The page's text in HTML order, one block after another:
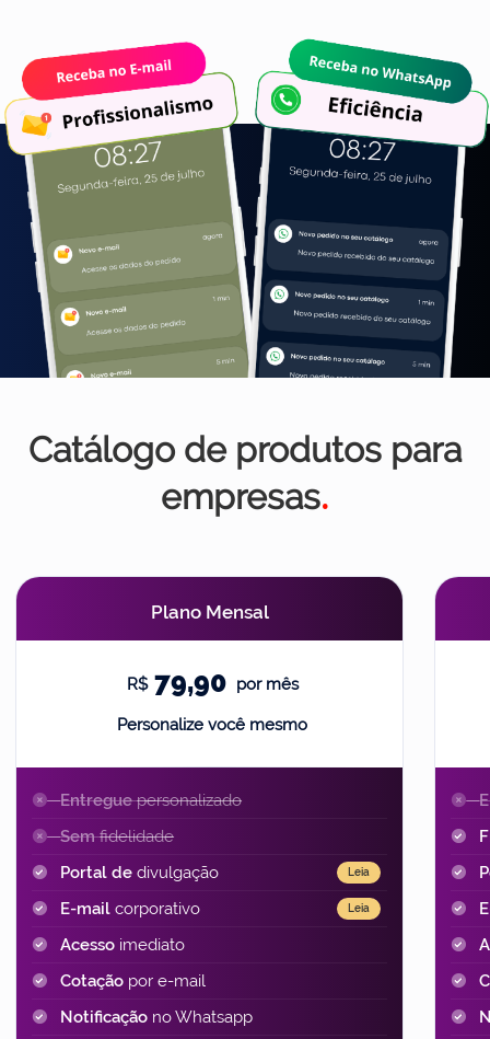
Catálogo de produtos para
empresas.
Plano Mensal
R$79,90 por mês
Personalize você mesmo
Entreguepersonalizado
Semfidelidade
Portal dedivulgação Leia
E-mailcorporativo Leia
Acesso imediato
Cotação por e-mail
Notificação no Whatsapp